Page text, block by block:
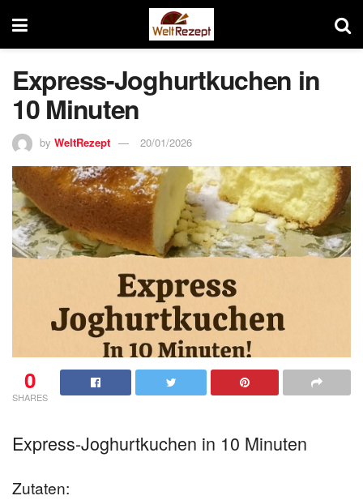
Express-Joghurtkuchen in
10 Minuten
by WeltRezept 20/01/2026
0
SHARES
Express-Joghurtkuchen in 10 Minuten
Zutaten: